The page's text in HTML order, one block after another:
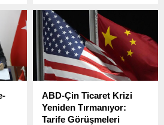
eylemlerde gözaltına alınan
öğrencilerin aileleriyle
İstanbul’da bir araya geldi.
ABD-Çin Ticaret Krizi
Yeniden Tırmanıyor:
Tarife Görüşmeleri